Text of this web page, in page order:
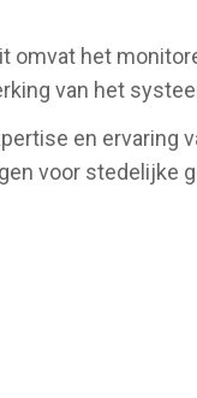
het
van het
en ervaring
voor stedelijke